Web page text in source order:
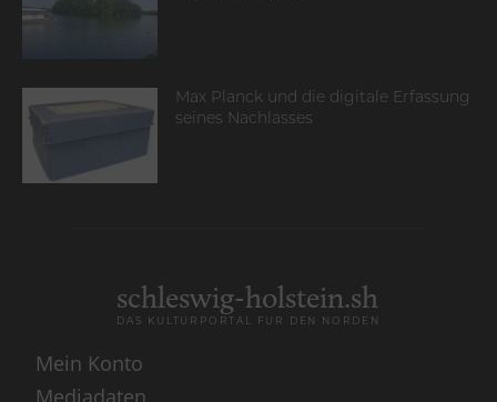
Max Planck und die digitale Erfassung
seines Nachlasses
schleswig-holstein.sh
DAS KULTURPORTAL FÜR DEN NORDEN
Mein Konto
Mediadaten